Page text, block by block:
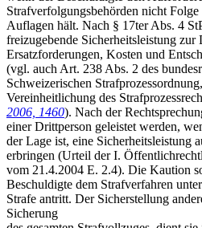
Strafverfolgungsbehörden nicht
Auflagen hält. Nach § 17ter Abs. 4
freizugebende Sicherheitsleistung zur
Ersatzforderungen, Kosten und
(vgl. auch Art. 238 Abs. 2 des
Schweizerischen
Vereinheitlichung des
2006, 1460). Nach der
einer Drittperson geleistet werden,
der Lage ist, eine Sicherheitsleistung
erbringen (Urteil der I.
vom 21.4.2004 E. 2.4). Die Kaution
Beschuldigte dem Strafverfahren
Strafe antritt. Der Sicherstellung
Sicherung